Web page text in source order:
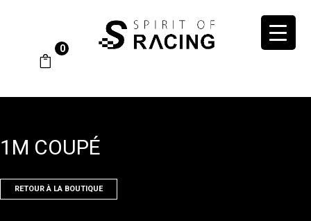
0
1M COUPÉ
RETOUR À LA BOUTIQUE